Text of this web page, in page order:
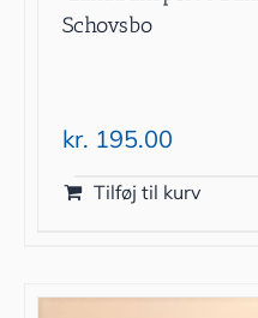
Schovsbo
kr. 195.00
Tilføj til kurv